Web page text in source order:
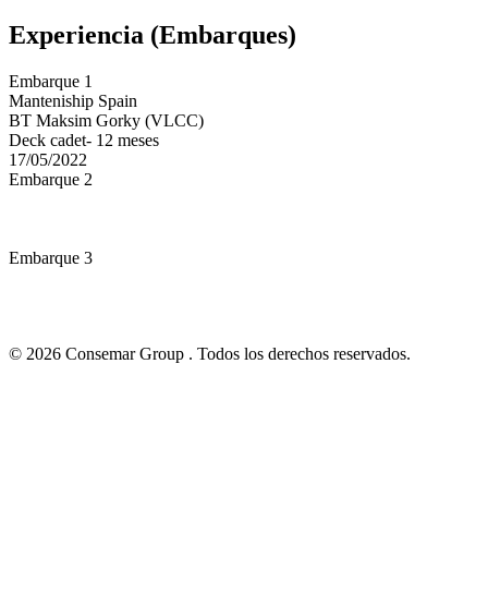
Experiencia (Embarques)
Embarque 1
Manteniship Spain
BT Maksim Gorky (VLCC)
Deck cadet- 12 meses
17/05/2022
Embarque 2
Embarque 3
© 2026 Consemar Group . Todos los derechos reservados.